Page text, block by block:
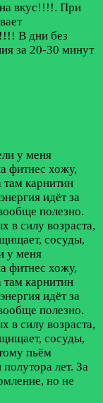
вкус!!!!. При
В дни без
за 20-30 минут
у меня
фитнес хожу,
там карнитин
идёт за
полезно.
в силу возраста,
сосуды,
у меня
фитнес хожу,
там карнитин
идёт за
полезно.
в силу возраста,
сосуды,
пьём
лет. За
но не